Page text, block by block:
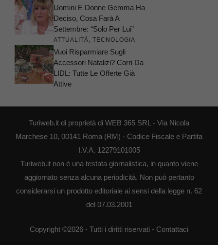
Uomini E Donne Gemma Ha
Deciso, Cosa Farà A
Settembre: “Solo Per Lui”
ATTUALITÀ, TECNOLOGIA
Vuoi Risparmiare Sugli
Accessori Natalizi? Corri Da
LIDL: Tutte Le Offerte Già
Attive
Turiweb.it di proprietà di WEB 365 SRL - Via Nicola
Marchese 10, 00141 Roma (RM) - Codice Fiscale e Partita
I.V.A. 12279101005
Turiweb.it non è una testata giornalistica, in quanto viene
aggiornato senza alcuna periodicità. Non può pertanto
considerarsi un prodotto editoriale ai sensi della legge n. 62
del 07.03.2001
Copyright ©2026 - Tutti i diritti riservati - Contattaci